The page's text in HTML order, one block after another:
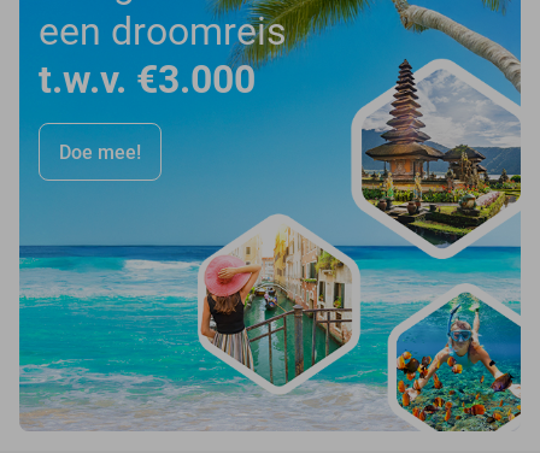
een droomreis
t.w.v. €3.000
Doe mee!